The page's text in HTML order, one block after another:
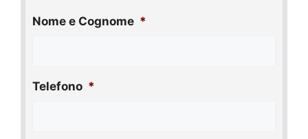
Nome e Cognome *
Telefono *